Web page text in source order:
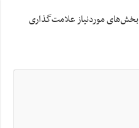
بخش‌های موردنیاز علامت‌گذاری